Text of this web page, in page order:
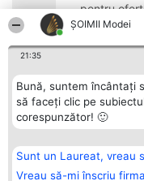
ȘOIMII Modei
21:35
Bună, suntem încântați
să faceți clic pe
corespunzător! 🙂
Sunt un Laureat, vreau
Vreau să-mi înscriu
pentru
Organizator Ranking
BRIGHT SOLUTIONS BR SRL
Aleea Timisul De Sus 2 Bl. A30
Sc. A Et. 4 Ap. 13 Cod 061952
București
CUI 36737675
tel: +40 770 990 492